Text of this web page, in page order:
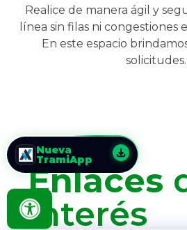
Realice de manera ágil y
línea sin filas ni congestiones
En este espacio
solicitudes.
Enlaces
interés
Nueva
TramiApp